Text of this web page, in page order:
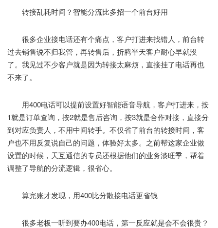
转接乱耗时间？智能分流比多招一个前台好用
很多企业接电话还有个痛点，客户打进来找错人，前台转
过去销售说不归我管，再转售后，折腾半天客户耐心早就没
了。我见过不少客户就是因为转接太麻烦，直接挂了电话再也
不来了。
用400电话可以提前设置好智能语音导航，客户打进来，按
1就是订单查询，按2就是售后咨询，按3就是合作对接，直接分
到对应负责人，不用中间转手。不仅省了前台的转接时间，客
户也不用反复说自己的问题，体验好太多。之前帮这家企业做
设置的时候，天互通信的专员还根据他们的业务淡旺季，帮着
调整了导航的分流逻辑，很省心。
算完账才发现，用400比分散接电话更省钱
很多老板一听到要办400电话，第一反应就是会不会很贵？